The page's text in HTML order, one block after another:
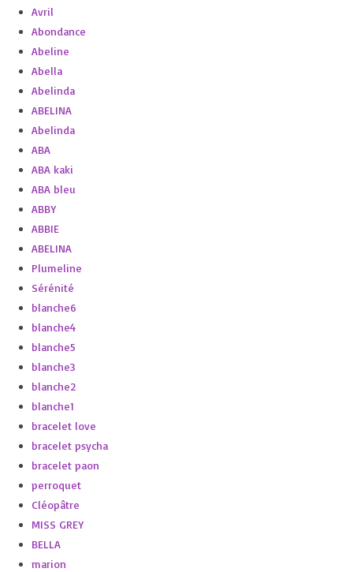
Avril
Abondance
Abeline
Abella
Abelinda
ABELINA
Abelinda
ABA
ABA kaki
ABA bleu
ABBY
ABBIE
ABELINA
Plumeline
Sérénité
blanche6
blanche4
blanche5
blanche3
blanche2
blanche1
bracelet love
bracelet psycha
bracelet paon
perroquet
Cléopâtre
MISS GREY
BELLA
marion